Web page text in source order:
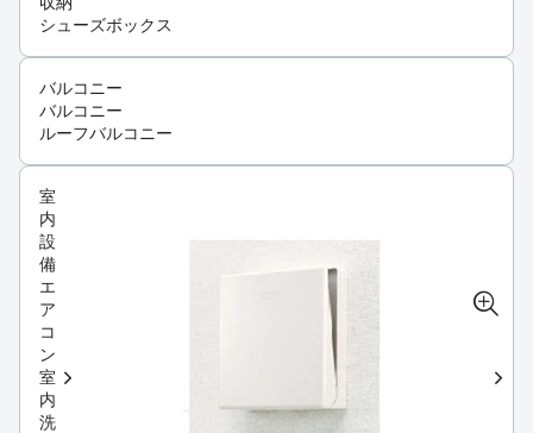
シューズボックス
バルコニー
バルコニー
ルーフバルコニー
室
内
設
備
エ
ア
コ
ン
室
内
洗